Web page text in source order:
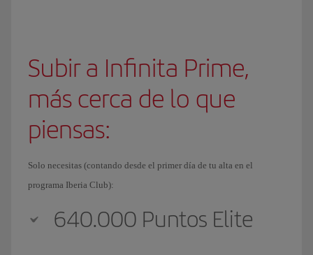
Subir a Infinita Prime,
más cerca de lo que
piensas:
Solo necesitas (contando desde el primer día de tu alta en el
programa Iberia Club):
640.000 Puntos Elite